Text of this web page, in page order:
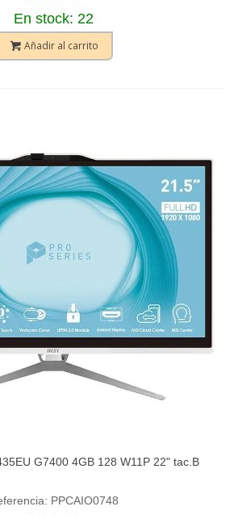
En stock: 22
Añadir al carrito
G7400 4GB 128 W11P 22" tac.B
PPCAIO0748